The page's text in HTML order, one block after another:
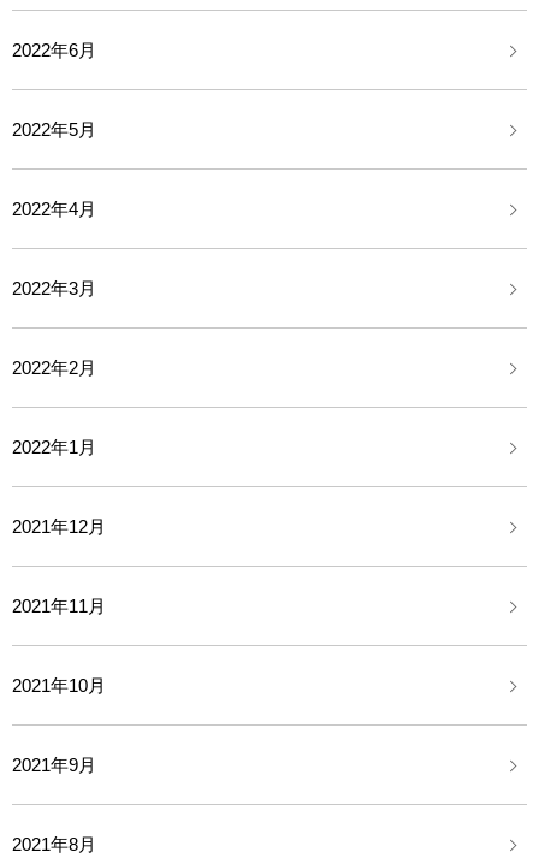
2022年6月
2022年5月
2022年4月
2022年3月
2022年2月
2022年1月
2021年12月
2021年11月
2021年10月
2021年9月
2021年8月